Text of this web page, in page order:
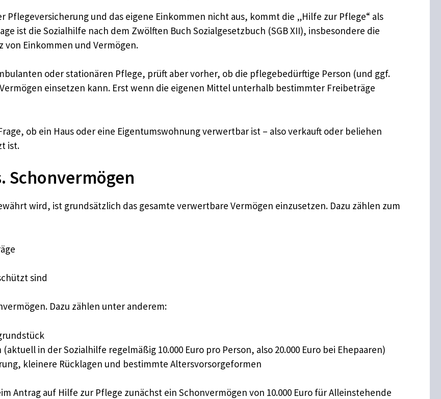
und das eigene Einkommen nicht aus, kommt die „Hilfe zur Pflege“ als
ist die Sozialhilfe nach dem Zwölften Buch Sozialgesetzbuch (SGB XII), insbesondere die
von Einkommen und Vermögen.
oder stationären Pflege, prüft aber vorher, ob die pflegebedürftige Person (und ggf.
einsetzen kann. Erst wenn die eigenen Mittel unterhalb bestimmter Freibeträge
ob ein Haus oder eine Eigentumswohnung verwertbar ist – also verkauft oder beliehen
ist.
Schonvermögen
wird, ist grundsätzlich das gesamte verwertbare Vermögen einzusetzen. Dazu zählen zum
sind
Dazu zählen unter anderem:
in der Sozialhilfe regelmäßig 10.000 Euro pro Person, also 20.000 Euro bei Ehepaaren)
kleinere Rücklagen und bestimmte Altersvorsorgeformen
Antrag auf Hilfe zur Pflege zunächst ein Schonvermögen von 10.000 Euro für Alleinstehende